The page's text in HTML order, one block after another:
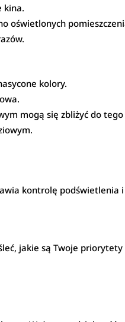
kina.
oświetlonych
kolory.
mogą się zbliżyć do
kontrolę podświetlenia
jakie są Twoje